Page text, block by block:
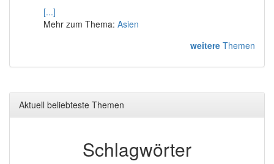
[...]
Mehr zum Thema: Asien
weitere Themen
Aktuell beliebteste Themen
Schlagwörter